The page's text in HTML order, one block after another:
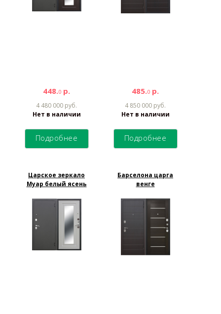
448.0 р.
4 480 000 руб.
Нет в наличии
Подробнее
485.0 р.
4 850 000 руб.
Нет в наличии
Подробнее
Царское зеркало
Муар белый ясень
Барселона царга
венге